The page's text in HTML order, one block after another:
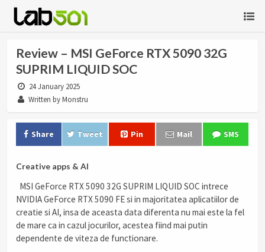
Review – MSI GeForce RTX 5090 32G
SUPRIM LIQUID SOC
24 January 2025
Written by Monstru
Share Tweet Pin Mail SMS
Creative apps & AI
MSI GeForce RTX 5090 32G SUPRIM LIQUID SOC intrece
NVIDIA GeForce RTX 5090 FE si in majoritatea aplicatiilor de
creatie si AI, insa de aceasta data diferenta nu mai este la fel
de mare ca in cazul jocurilor, acestea fiind mai putin
dependente de viteza de functionare.